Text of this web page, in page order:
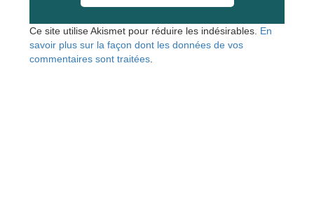
Ce site utilise Akismet pour réduire les indésirables. En
savoir plus sur la façon dont les données de vos
commentaires sont traitées.